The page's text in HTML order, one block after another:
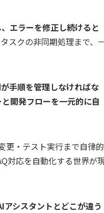
エラーを修正し続けると
スクの非同期処理まで、
手順を管理しなければな
開発フローを一元的に自
更・テスト実行まで自律的
対応を自動化する世界が
アシスタントとどこが違う